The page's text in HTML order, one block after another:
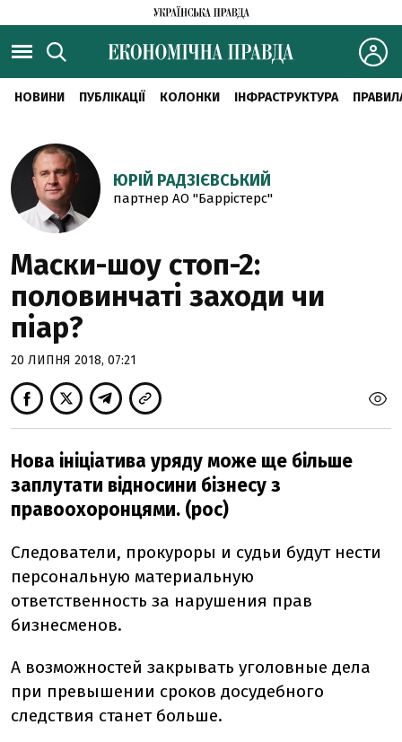
НОВИНИ ПУБЛІКАЦІЇ КОЛОНКИ ІНФРАСТРУКТУРА
ЮРІЙ РАДЗІЄВСЬКИЙ
партнер АО "Баррістерс"
Маски-шоу стоп-2:
половинчаті заходи чи
піар?
20 ЛИПНЯ 2018, 07:21
Нова ініціатива уряду може ще більше
заплутати відносини бізнесу з
правоохоронцями. (рос)
Следователи, прокуроры и судьи будут нести
персональную материальную
ответственность за нарушения прав
бизнесменов.
А возможностей закрывать уголовные дела
при превышении сроков досудебного
следствия станет больше.